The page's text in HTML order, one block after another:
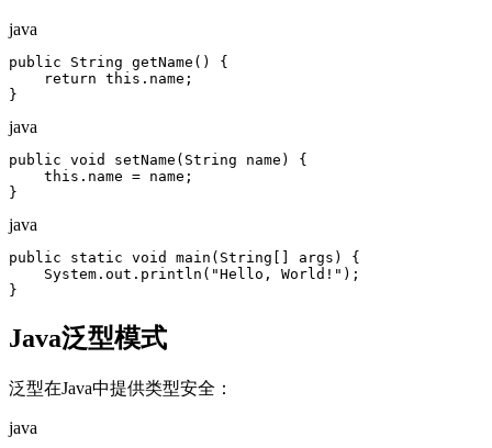
java
public String getName() {
    return this.name;
}
java
public void setName(String name) {
    this.name = name;
}
java
public static void main(String[] args) {
    System.out.println("Hello, World!");
}
Java泛型模式
泛型在Java中提供类型安全：
java